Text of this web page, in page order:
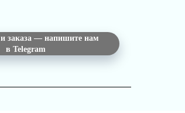
заказа — напишите нам
в Telegram